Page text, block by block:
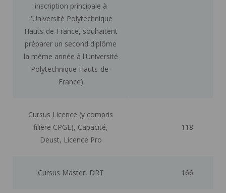
inscription principale à
l'Université Polytechnique
Hauts-de-France, souhaitent
préparer un second diplôme
la même année à l'Université
Polytechnique Hauts-de-
France)
Cursus Licence (y compris
filière CPGE), Capacité,
Deust, Licence Pro
118
Cursus Master, DRT 166